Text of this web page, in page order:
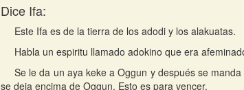
Dice Ifa:
Este Ifa es de la tierra de los adodi y los alakuatas.
Habla un espiritu llamado adokino que era
Se le da un aya keke a Oggun y después se
se deja encima de Oggun. Esto es para vencer.